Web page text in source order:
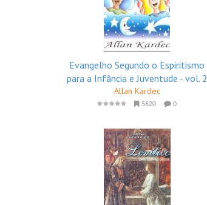
Evangelho Segundo o Espiritismo
para a Infância e Juventude - vol. 2
Allan Kardec
5620 0